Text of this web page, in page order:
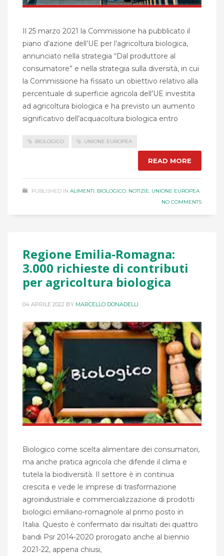
Il 25 marzo 2021 la Commissione ha pubblicato il
piano d’azione dell’UE per l’agricoltura biologica,
annunciato nella strategia “Dal produttore al
consumatore” e nella strategia sulla diversità, in cui
la Commissione ha fissato un obiettivo relativo alla
percentuale di superficie agricola dell’UE investita
ad agricoltura biologica e ha previsto un aumento
significativo dell’acquacoltura biologica entro
BIOLOGICO UNIONE EUROPEA
READ MORE
PUBLISHED IN ALIMENTI, BIOLOGICO, NOTIZIE, UNIONE EUROPEA
NO COMMENTS
Regione Emilia-Romagna:
3.000 richieste di contributi
per agricoltura biologica
04 APRILE 2022 BY MARCELLO DONADELLI
Biologico come scelta alimentare dei consumatori,
ma anche pratica agricola che difende il clima e
tutela la biodiversità. Il settore è in continua
crescita e vede le imprese di trasformazione
agroindustriale e commercializzazione di prodotti
biologici emiliano-romagnole al primo posto in
Italia. Questo è confermato dai risultati dei quattro
bandi Psr 2014-2020 prorogato anche al biennio
2021-22, appena chiusi,